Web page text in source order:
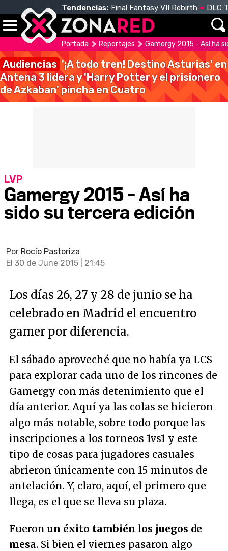
Tendencias: Final Fantasy VII Rebirth DLC
Portada Reportajes Gamergy 2015 - Así ha
Audiencias '¡A todo tren! Destino Asturias' en
Antena 3 lidera y 'Harry Potter y el prisionero
de Azkaban' pincha en Cuatro
Gamergy 2015 - Así ha
sido su tercera edición
LVP
Por Rocío Pastoriza
El 30 de June 2015 | 21:45
Los días 26, 27 y 28 de junio se ha
celebrado en Madrid el encuentro
gamer por diferencia.
El sábado aproveché que no había ya LCS
para explorar cada uno de los rincones de
Gamergy con más detenimiento que el
día anterior. Aquí ya las colas se hicieron
algo más notable, sobre todo porque las
inscripciones a los torneos 1vs1 y este
tipo de cosas para jugadores casuales
abrieron únicamente con 15 minutos de
antelación. Y, claro, aquí, el primero que
llega, es el que se lleva su plaza.
Fueron un éxito también los juegos de
mesa. Si bien el viernes pasaron algo